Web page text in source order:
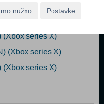
Saga (N) (Xbox series X)
(N) (Xbox series X)
(Xbox series X)
(Xbox series X)
(Xbox series X)
nužno Postavke